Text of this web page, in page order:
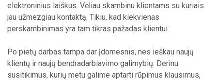
elektroninius laiškus. Vėliau skambinu klientams su kuriais
jau užmezgiau kontaktą. Tikiu, kad kiekvienas
perskambinimas yra tam tikras pažadas klientui.
Po pietų darbas tampa dar įdomesnis, nes ieškau naujų
klientų ir naujų bendradarbiavimo galimybių. Derinu
susitikimus, kurių metu galime aptarti rūpimus klausimus,